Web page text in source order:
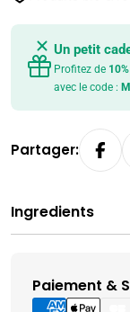
Un petit
Profitez de
avec le code :
Partager:
Ingredients
Paiement &
Modes